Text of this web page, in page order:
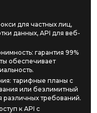
для частных лиц,
данных, API для веб-
гарантия 99%
обеспечивает
тарифные планы с
или безлимитный
различных требований.
к API с